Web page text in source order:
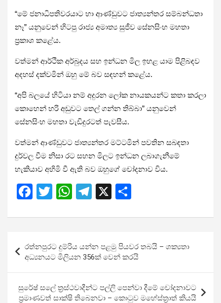
“මේ ජනාධිපතිවරයාට හා ආණ්ඩුවට ජාත්‍යන්තර සම්බන්ධතා
නෑ” යනුවෙන් හිටපු රාජ්‍ය අමාත්‍ය සුජීව සේනසිංහ මහතා
ප්‍රකාශ කළේය.
වත්මන් ආර්ථික අර්බුදය සහ ඉන්ධන මිල ඉහළ යාම පිළිබඳව
අදහස් දක්වමින් ඔහු මේ බව සඳහන් කළේය.
“අපි බලයේ හිටියා නම් අදුරන ලෝක නායකයන්ට කතා කරලා
කොහෙන් හරි අඩුවට තෙල් ගන්න තිබ්බා” යනුවෙන්
සේනසිංහ මහතා වැඩිදුරටත් පැවසීය.
වත්මන් ආණ්ඩුවට ජාත්‍යන්තර මට්ටමින් පවතින සබඳතා
දුර්වල වීම නිසා රට සහන මිලට ඉන්ධන ලබාගැනීමේ
හැකියාව අහිමි වී ඇති බව ඔහුගේ චෝදනාව විය.
F
ce
b
o
o
k
T
tt
er
W
at
A
p
p
T
e
a
m
X
ar
e
navigation
රත්නපුරට දුම්රිය යන්න පළමු පියවර තබයි – ශක්‍යතා
අධ්‍යනයට මිලියන 356ක් වෙන් කරයි
සුරේෂ් සලේ ත්‍රස්ථවාදීන්ට පල්ලි පෙන්වා දීමේ චෝදනාවට
ප්‍රමාණවත් සාක්ෂි තිබෙනවා – කොටුව මහේස්ත්‍රාත් කියයි